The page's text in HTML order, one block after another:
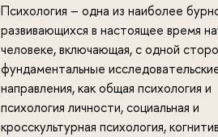
Психология – одна из наиболее
развивающихся в настоящее время
человеке, включающая, с одной
фундаментальные
направления, как общая психология и
психология личности, социальная и
кросскультурная психология,